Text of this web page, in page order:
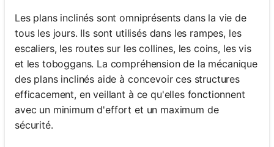
Les plans inclinés sont omniprésents dans la vie de
tous les jours. Ils sont utilisés dans les rampes, les
escaliers, les routes sur les collines, les coins, les vis
et les toboggans. La compréhension de la mécanique
des plans inclinés aide à concevoir ces structures
efficacement, en veillant à ce qu'elles fonctionnent
avec un minimum d'effort et un maximum de
sécurité.